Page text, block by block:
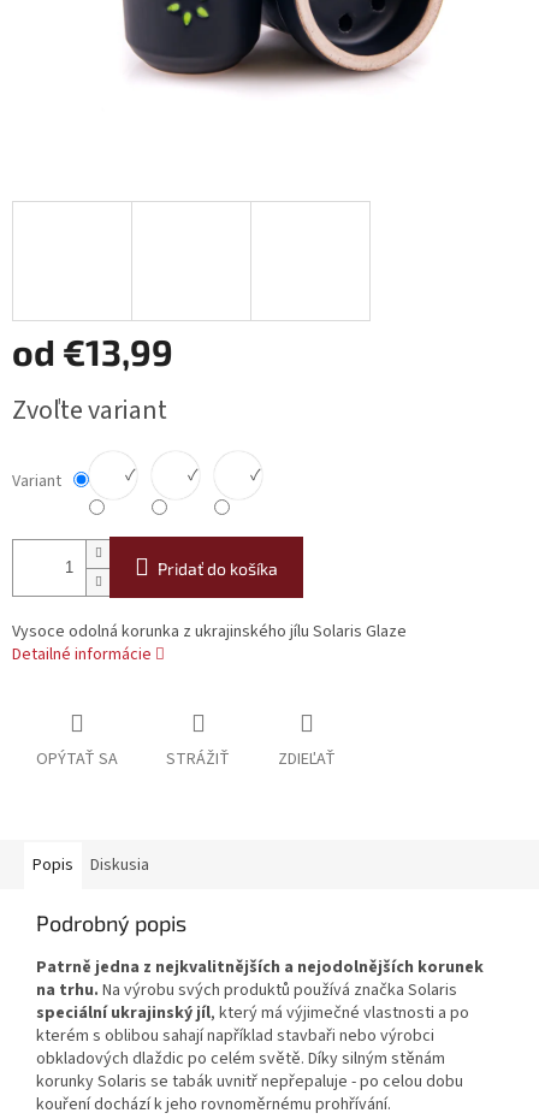
od €13,99
cena:
Zvoľte variant
Variant ✓ ✓ ✓
Pridať do košíka
Vysoce odolná korunka z ukrajinského jílu Solaris Glaze
Detailné informácie
OPÝTAŤ SA STRÁŽIŤ ZDIEĽAŤ
Popis Diskusia
Podrobný popis
Patrně jedna z nejkvalitnějších a nejodolnějších korunek
na trhu. Na výrobu svých produktů používá značka Solaris
speciální ukrajinský jíl, který má výjimečné vlastnosti a po
kterém s oblibou sahají například stavbaři nebo výrobci
obkladových dlaždic po celém světě. Díky silným stěnám
korunky Solaris se tabák uvnitř nepřepaluje - po celou dobu
kouření dochází k jeho rovnoměrnému prohřívání.